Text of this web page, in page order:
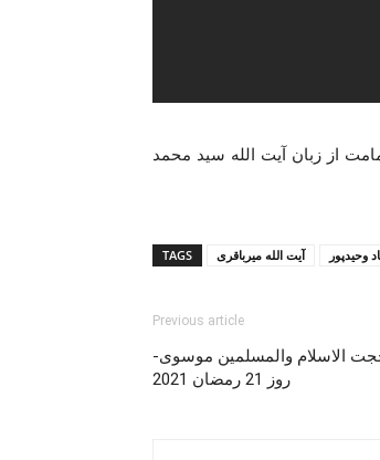
– امامت از زبان آیت الله سید محمد
TAGS آیت الله میرباقری وحیدپور
Previous article
الاسلام والمسلمین موسوی-
روز 21 رمضان 2021